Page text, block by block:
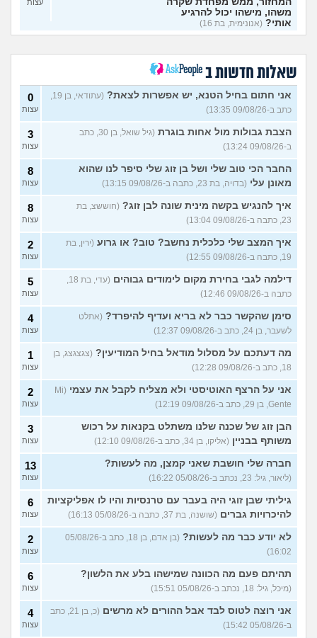
משהו, מישהו יכול להרגיע
אותי? (אנונימית, בת 16)
עצות
הגלולה האחרונה והוא גמר
בפנים, מתי להתחיל בחדשה?
אני מוגנת?
(חיילת, בת 20)
עצות
קיים יחסים בעבר אבל קרוב
לשנה לא עשה את זה, האם יש
צורך בבדיקות אחרי כמעט
(יובל, בת 18)
6
עצות
הוא גמר לי בפה והודיע שחיובי
(דן, בן 24)
2
שכבתי עם סטוץ בלי קונדום
ואני מפחדת מההשלכות
וממחלות, מה לעשות?
(אליה, בת 30)
9
בהנחה שהאישה נשאית עם
פצע פתוח בפה, מה הסיכוי
להידבק באיידס מכך? (אלכסיי,
2
עצות
יש לה מיקופלזמה חיובית בשתן
והיא לקראת סיום שבוע של
טיפול,קונדום יגן עליי מספיק?
(אנונימי, בן 32)
1
אני יכול להידבק במחלות
כשאני מתנשק או מוצץ? ממש
זה? (סער, בן 24)
1
עצות
הייתי בעיסוי אירוטי והמעסה
דחף לי אצבעות עמוק, אני
צריך לעשות בדיקה למחלות
מין?
(גבר, בן 24)
2
עצות
פפילומה מסוכנת לגברים? מה
(וולרי, בן 36)
2
יעילות קונדום יכולה לרדת
אחרי מין אוראלי? אני צריך
להיבדק לHIV ומחלות מין?
(אוליבר, בן 23)
2
עצות
הייתי עם מישהי שיש לה
פפילומה אבל שמתי קונדום כל
האקט, להילחץ?
8
עצות
עברו 3 ימים מהסקס, שורף לי
אחרי הפיפי והיה לי קצת דם על
הנייר, זה דלקת?מה לעשות?
(מיילי, בת 18)
3
עצות
אם קיבלתי מחזור לפני
שנגמרה החבילה של הגלולות,
2
שאלות חדשות ב
אני חתום בחיל הטנא, יש אפשרות לצאת?
כתב ב-09/08/26 13:35)
0
עצות
הצבת גבולות מול אחות בוגרת
(גיל שואל, בן 30, כתב
ב-09/08/26 13:24)
3
עצות
החבר הכי טוב שלי ושל בן זוג שלי סיפר לנו שהוא
מאונן עלי (בדויה, בת 23, כתבה ב-09/08/26 13:15)
8
עצות
איך להנגיש בקשה מינית שונה לבן זוג? (חוששצ, בת
23, כתבה ב-09/08/26 13:04)
8
עצות
איך המצב שלי כלכלית נחשב? טוב? או גרוע (ירין, בת
19, כתבה ב-09/08/26 12:55)
2
עצות
דילמה לגבי בחירת מקום לימודים גבוהים
כתבה ב-09/08/26 12:46)
5
עצות
סימן שהקשר כבר לא בריא ועדיף להיפרד? (אתלט
לשעבר, בן 24, כתב ב-09/08/26 12:37)
4
עצות
מה דעתכם על מסלול מודאל בחיל המודיעין? (צגצגצג, בן
18, כתב ב-09/08/26 12:28)
1
עצות
אני על הרצף האוטיסטי ולא מצליח לקבל את עצמי
(Mi
Gente, בן 29, כתב ב-09/08/26 12:19)
2
עצות
הבן זוג של שכנה שלנו משתלט בקנאות על רכוש
משותף בבניין (אליקו, בן 34, כתב ב-09/08/26 12:10)
3
עצות
חברה שלי חושבת שאני קמצן, מה לעשות?
(ליאור, גיל: 23, נכתב ב-05/08/26 16:22)
13
עצות
גיליתי שבן זוגי היה בעבר עם טרנסיות והיו לו אפליקציות
להיכרויות גברים (שושנה, בת 37, כתבה ב-05/08/26 16:13)
6
עצות
לא יודע כבר מה לעשות?
(בן אדם, בן 18, כתב ב-05/08/26
16:02)
2
עצות
תהיתם פעם מה הכוונה שמישהו בלע את הלשון?
(מיכל, גיל: 18, נכתב ב-05/08/26 15:51)
6
עצות
אני רוצה לטוס לבד אבל ההורים לא מרשים
(כ, בן 21, כתב
ב-05/08/26 15:42)
4
עצות